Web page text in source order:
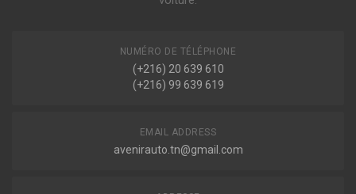
NUMÉRO DE TÉLÉPHONE
(+216) 20 639 610
(+216) 99 639 619
EMAIL ADDRESS
avenirauto.tn@gmail.com